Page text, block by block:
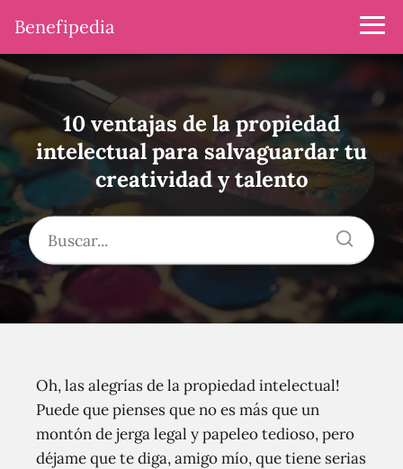
Benefipedia
10 ventajas de la propiedad
intelectual para salvaguardar tu
creatividad y talento
Oh, las alegrías de la propiedad intelectual!
Puede que pienses que no es más que un
montón de jerga legal y papeleo tedioso, pero
déjame que te diga, amigo mío, que tiene serias